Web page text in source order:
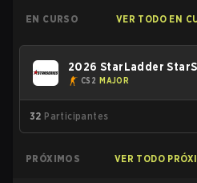
EN CURSO VER TODO EN
2026 StarLadder
CS2 MAJOR
32 Participantes
PRÓXIMOS VER TODO